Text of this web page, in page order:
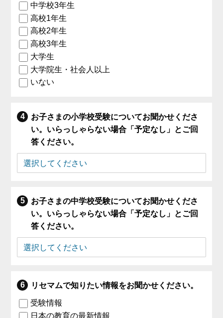
中学校3年生
高校1年生
高校2年生
高校3年生
大学生
大学院生・社会人以上
いない
お子さまの小学校受験についてお聞かせくださ
い。いらっしゃらない場合「予定なし」とご回
答ください。
お子さまの中学校受験についてお聞かせくださ
い。いらっしゃらない場合「予定なし」とご回
答ください。
リセマムで知りたい情報をお聞かせください。
受験情報
日本の教育の最新情報